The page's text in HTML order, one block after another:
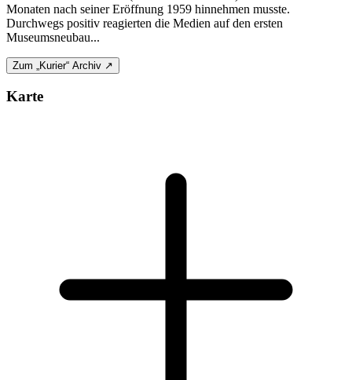
Monaten nach seiner Eröffnung 1959 hinnehmen musste.
Durchwegs positiv reagierten die Medien auf den ersten
Museumsneubau...
Zum „Kurier“ Archiv ↗
Karte